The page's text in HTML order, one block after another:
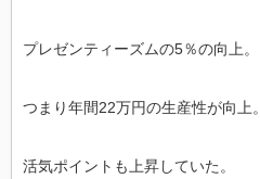
プレゼンティーズムの5％の向上。
つまり年間22万円の生産性が向上。
活気ポイントも上昇していた。